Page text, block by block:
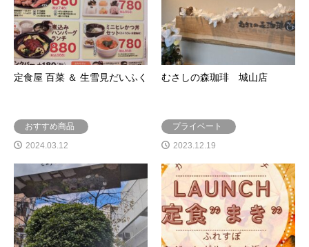
定食屋 百菜 ＆ 生雪見だいふく
おすすめ商品
2024.03.12
むさしの森珈琲 城山店
プライベート
2023.12.19